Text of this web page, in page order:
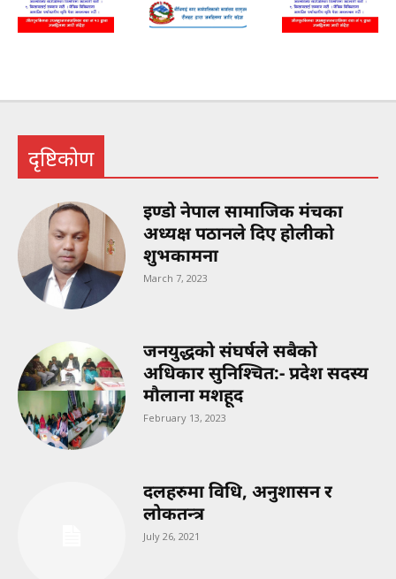
दृष्टिकोण
इण्डो नेपाल सामाजिक मंचका
अध्यक्ष पठानले दिए होलीको
शुभकामना
March 7, 2023
जनयुद्धको संघर्षले सबैको
अधिकार सुनिश्चित:- प्रदेश सदस्य
मौलाना मशहूद
February 13, 2023
दलहरुमा विधि, अनुशासन र
लोकतन्त्र
July 26, 2021